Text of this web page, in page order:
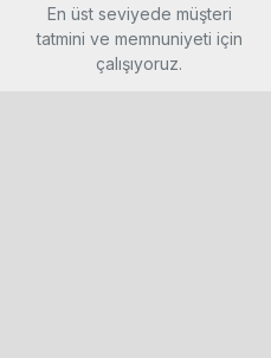
En üst seviyede müşteri
tatmini ve memnuniyeti için
çalışıyoruz.